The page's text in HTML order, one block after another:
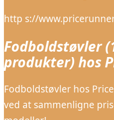
http s://
Fodboldstøvler
produkter) hos
Fodboldstøvler hos
ved at sammenligne